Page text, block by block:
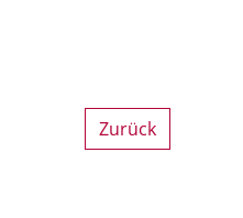
Zurück